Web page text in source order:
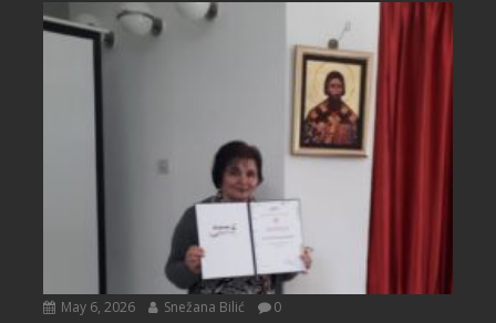
May 6, 2026 Snežana Bilić 0